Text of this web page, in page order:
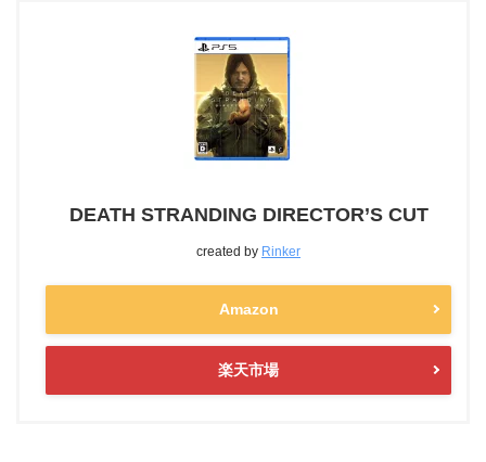
DEATH STRANDING DIRECTOR’S CUT
created by Rinker
Amazon
楽天市場